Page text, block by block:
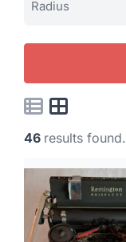
46 results found.